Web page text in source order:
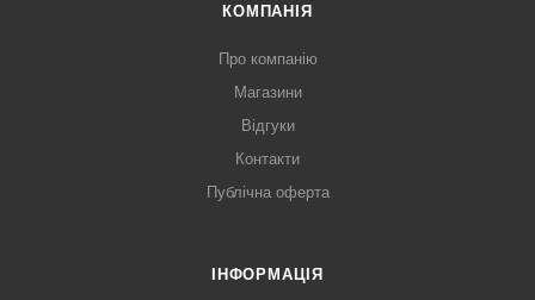
КОМПАНІЯ
Про компанію
Магазини
Відгуки
Контакти
Публічна оферта
ІНФОРМАЦІЯ